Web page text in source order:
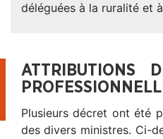
déléguées à la ruralité et
ATTRIBUTIONS
Plusieurs décret ont été
des divers ministres. Ci-